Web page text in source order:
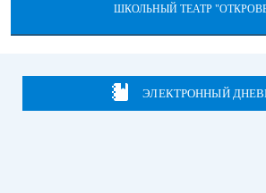
ШКОЛЬНЫЙ ТЕАТР
ЭЛЕКТРОННЫЙ